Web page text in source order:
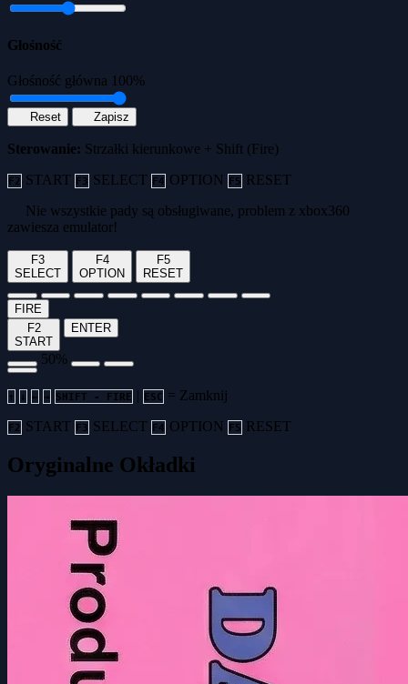
Głośność
Głośność główna 100%
Reset Zapisz
Sterowanie: Strzałki kierunkowe + Shift (Fire)
F2 START F3 SELECT F4 OPTION F5 RESET
Nie wszystkie pady są obsługiwane, problem z xbox360
zawiesza emulator!
F3
SELECT
F4
OPTION
F5
RESET
FIRE
F2
START
ENTER
50%
↑ ↓ ← → SHIFT - FIRE | ESC = Zamknij
F2 START F3 SELECT F4 OPTION F5 RESET
Oryginalne Okładki